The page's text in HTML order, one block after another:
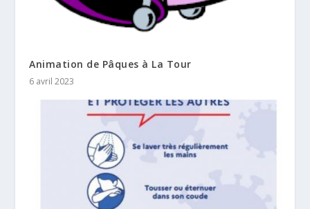
Animation de Pâques à La Tour
6 avril 2023